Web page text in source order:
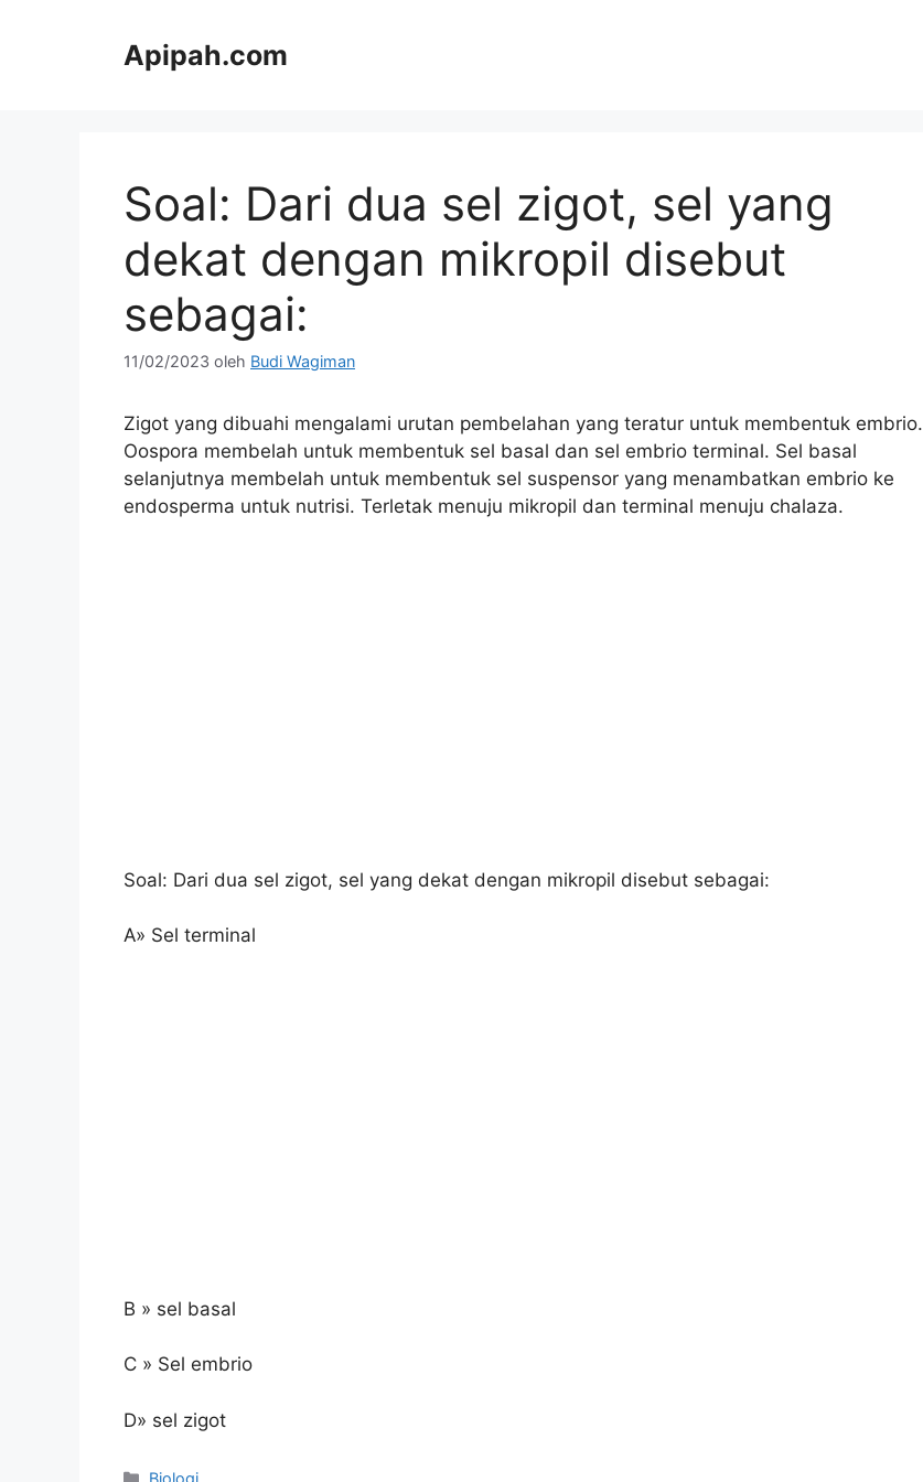
Apipah.com
Soal: Dari dua sel zigot, sel yang
dekat dengan mikropil disebut
sebagai:
11/02/2023 oleh Budi Wagiman
Zigot yang dibuahi mengalami urutan pembelahan yang teratur untuk membentuk embrio.
Oospora membelah untuk membentuk sel basal dan sel embrio terminal. Sel basal
selanjutnya membelah untuk membentuk sel suspensor yang menambatkan embrio ke
endosperma untuk nutrisi. Terletak menuju mikropil dan terminal menuju chalaza.
Soal: Dari dua sel zigot, sel yang dekat dengan mikropil disebut sebagai:
A» Sel terminal
B » sel basal
C » Sel embrio
D» sel zigot
Kategori
Biologi